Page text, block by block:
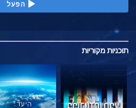
הפעל
תוכניות מקוריות